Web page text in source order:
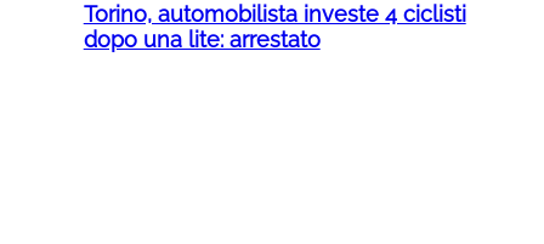
Torino, automobilista investe 4 ciclisti
dopo una lite: arrestato